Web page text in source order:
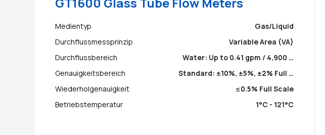
Medientyp
Gas/Liquid
Durchflussmessprinzip
Variable Area (VA)
Durchflussbereich
Water: Up to 0.41 gpm / 4,900 …
Genauigkeitsbereich
Standard: ±10%, ±5%, ±2% Full …
Wiederholgenauigkeit
≤0.5% Full Scale
Betriebstemperatur
1°C - 121°C